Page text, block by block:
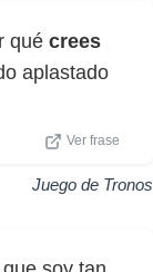
qué crees
aplastado
Ver frase
Juego de Tronos